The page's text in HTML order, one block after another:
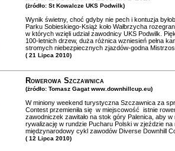
(żródło: St Kowalcze UKS Podwilk)
Wynik świetny, choć gdyby nie pech i kontuzja
Parku Sobieskiego-Książ koło Wałbrzycha
w których wzięli udział zawodnicy UKS Podwilk.
100-letnich drzew, duża różnica wzniesień pełna
stromych niebezpiecznych zjazdów-godna
( 21 Lipca 2010)
Rowerowa Szczawnica
(żródło: Tomasz Gagat www.downhillcup.eu)
W miniony weekend turystyczna Szczawnica za
Contest przemieniła się w miejscowość istnie
zawodniczek zawitało na stok góry Palenica, aby
rywalizację w rundzie Pucharu Polski w zjeździe
międzynarodowy cykl zawodów Diverse Downhill
( 12 Lipca 2010)